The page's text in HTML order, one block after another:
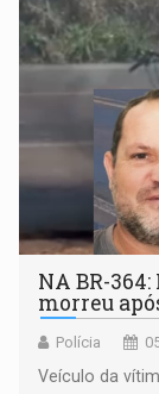
NA BR-
morreu
Polícia
Veículo da